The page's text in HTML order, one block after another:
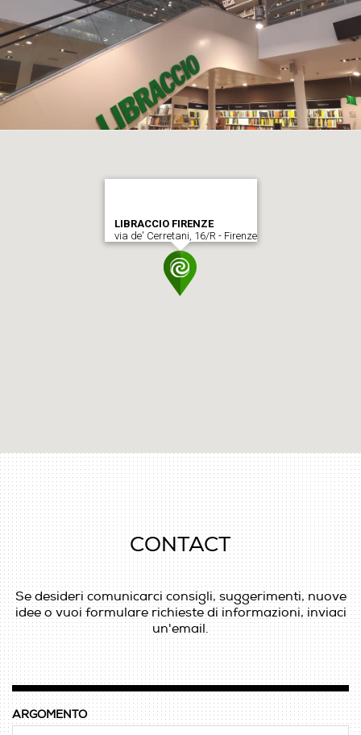
LIBRACCIO FIRENZE
via de' Cerretani, 16/R - Firenze
CONTACT
Se desideri comunicarci consigli, suggerimenti, nuove
idee o vuoi formulare richieste di informazioni, inviaci
un'email.
ARGOMENTO